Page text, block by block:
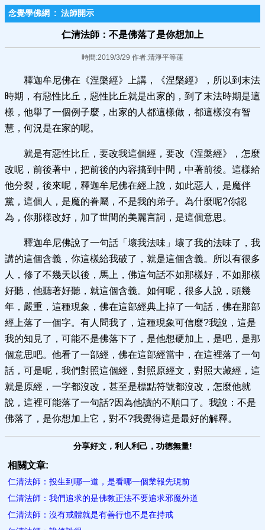
念覺學佛網 : 法師開示
仁清法師：不是佛落了是你想加上
時間:2019/3/29 作者:清淨平等蓮
釋迦牟尼佛在《涅槃經》上講，《涅槃經》，所以到末法
時期，有惡性比丘，惡性比丘就是出家的，到了末法時期是這
樣，他舉了一個例子麼，出家的人都這樣做，都這樣沒有智
慧，何況是在家的呢。
就是有惡性比丘，要改我這個經，要改《涅槃經》，怎麼
改呢，前後著中，把前後的內容搞到中間，中著前後。這樣給
他分裂，後來呢，釋迦牟尼佛在經上說，如此惡人，是魔伴
黨，這個人，是魔的眷屬，不是我的弟子。為什麼呢?你認
為，你那樣改好，加了世間的美麗言詞，是這個意思。
釋迦牟尼佛說了一句話「壞我法味」壞了我的法味了，我
講的這個含義，你這樣給我破了，就是這個含義。所以有很多
人，修了不幾天以後，馬上，佛這句話不如那樣好，不如那樣
好聽，他聽著好聽，就這個含義。如何呢，很多人說，頭幾
年，嚴重，這種現象，佛在這部經典上掉了一句話，佛在那部
經上落了一個字。有人問我了，這種現象可信麼?我說，這是
我的知見了，可能不是佛落下了，是他想硬加上，是吧，是那
個意思吧。他看了一部經，佛在這部經當中，在這裡落了一句
話，可是呢，我們對照這個經，對照原經文，對照大藏經，這
就是原經，一字都沒改，甚至是標點符號都沒改，怎麼他就
說，這裡可能落了一句話?因為他讀的不順口了。我說：不是
佛落了，是你想加上它，對不?我覺得這是最好的解釋。
分享好文，利人利己，功德無量!
相關文章:
仁清法師：投生到哪一道，是看哪一個業報先現前
仁清法師：我們追求的是佛教正法不要追求邪魔外道
仁清法師：沒有戒體就是有善行也不是在持戒